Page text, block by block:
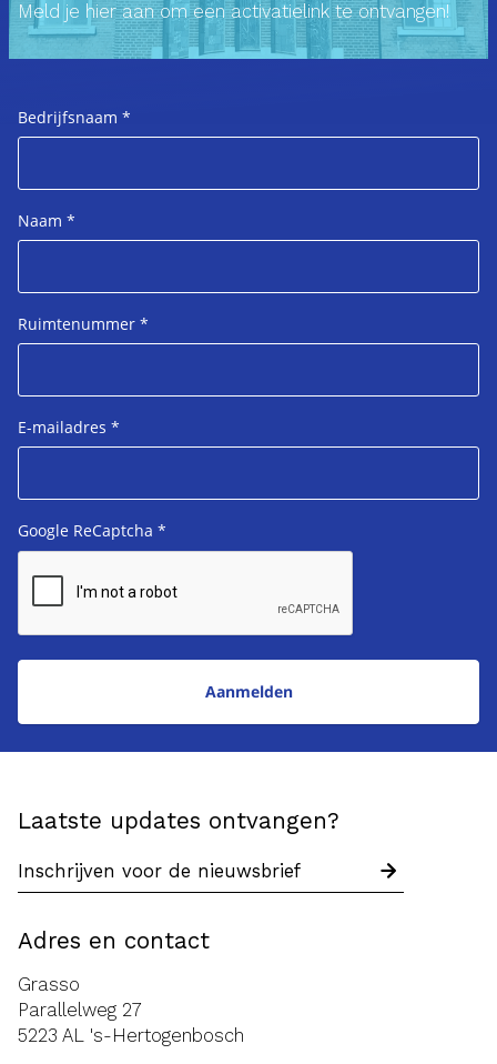
Meld je hier aan om een activatielink te ontvangen!
Bedrijfsnaam *
Naam *
Ruimtenummer *
E-mailadres *
Google ReCaptcha *
Laatste updates ontvangen?
Adres en contact
Grasso
Parallelweg 27
5223 AL 's-Hertogenbosch